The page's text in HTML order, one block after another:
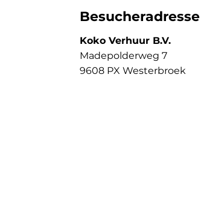
Besucheradresse
Koko Verhuur B.V.
Madepolderweg 7
9608 PX Westerbroek